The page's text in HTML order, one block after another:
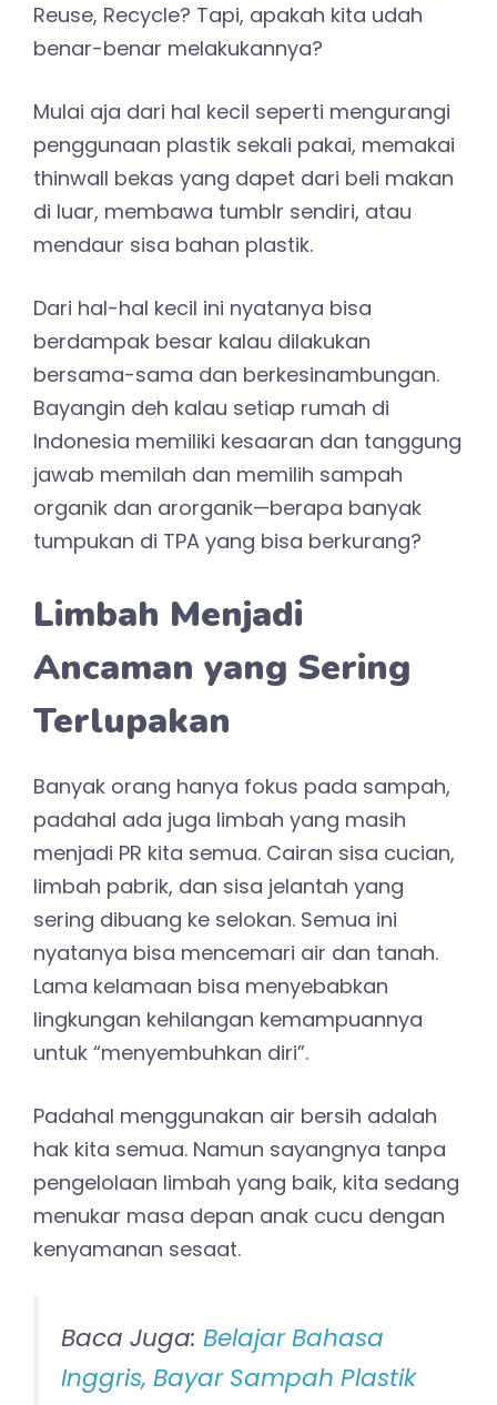
Reuse, Recycle? Tapi, apakah kita udah
benar-benar melakukannya?
Mulai aja dari hal kecil seperti mengurangi
penggunaan plastik sekali pakai, memakai
thinwall bekas yang dapet dari beli makan
di luar, membawa tumblr sendiri, atau
mendaur sisa bahan plastik.
Dari hal-hal kecil ini nyatanya bisa
berdampak besar kalau dilakukan
bersama-sama dan berkesinambungan.
Bayangin deh kalau setiap rumah di
Indonesia memiliki kesaaran dan tanggung
jawab memilah dan memilih sampah
organik dan arorganik—berapa banyak
tumpukan di TPA yang bisa berkurang?
Limbah Menjadi
Ancaman yang Sering
Terlupakan
Banyak orang hanya fokus pada sampah,
padahal ada juga limbah yang masih
menjadi PR kita semua. Cairan sisa cucian,
limbah pabrik, dan sisa jelantah yang
sering dibuang ke selokan. Semua ini
nyatanya bisa mencemari air dan tanah.
Lama kelamaan bisa menyebabkan
lingkungan kehilangan kemampuannya
untuk “menyembuhkan diri”.
Padahal menggunakan air bersih adalah
hak kita semua. Namun sayangnya tanpa
pengelolaan limbah yang baik, kita sedang
menukar masa depan anak cucu dengan
kenyamanan sesaat.
Baca Juga: Belajar Bahasa
Inggris, Bayar Sampah Plastik